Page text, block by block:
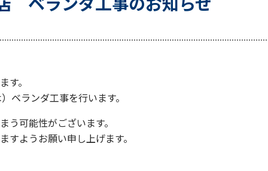
す。
ランダ工事を行います。
う可能性がございます。
すようお願い申し上げます。